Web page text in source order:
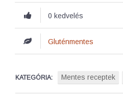
0 kedvelés
Gluténmentes
KATEGÓRIA: Mentes receptek